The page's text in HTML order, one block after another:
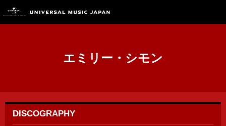
エミリー・シモン
DISCOGRAPHY